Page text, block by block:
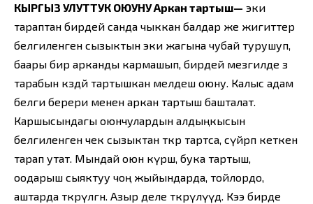
КЫРГЫЗ УЛУТТУК ОЮУНУ Аркан тартыш— эки
тараптан бирдей санда чыккан балдар же жигиттер
белгиленген сызыктын эки жагына чубай турушуп,
баары бир арканды кармашып, бирдей мезгилде өз
тарабын көздөй тартышкан мелдеш оюну. Калыс адам
белги берери менен аркан тартыш башталат.
Каршысындагы оюнчулардын алдыңкысын
белгиленген чек сызыктан өткөрө тартса, сүйрөп кеткен
тарап утат. Мындай оюн күрөш, бука тартыш,
оодарыш сыяктуу чоң жыйындарда, тойлордо,
аштарда өткөрүлгөн. Азыр деле өткөрүлүүдө. Кээ бирде